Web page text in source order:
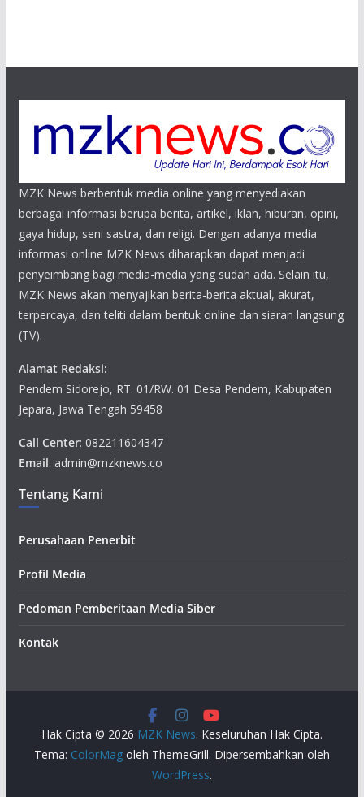
MZK News berbentuk media online yang menyediakan
berbagai informasi berupa berita, artikel, iklan, hiburan, opini,
gaya hidup, seni sastra, dan religi. Dengan adanya media
informasi online MZK News diharapkan dapat menjadi
penyeimbang bagi media-media yang sudah ada. Selain itu,
MZK News akan menyajikan berita-berita aktual, akurat,
terpercaya, dan teliti dalam bentuk online dan siaran langsung
(TV).
Alamat Redaksi:
Pendem Sidorejo, RT. 01/RW. 01 Desa Pendem, Kabupaten
Jepara, Jawa Tengah 59458
Call Center: 082211604347
Email: admin@mzknews.co
Tentang Kami
Perusahaan Penerbit
Profil Media
Pedoman Pemberitaan Media Siber
Kontak
Hak Cipta © 2026 MZK News. Keseluruhan Hak Cipta.
Tema: ColorMagoleh ThemeGrill. Dipersembahkan oleh
WordPress.